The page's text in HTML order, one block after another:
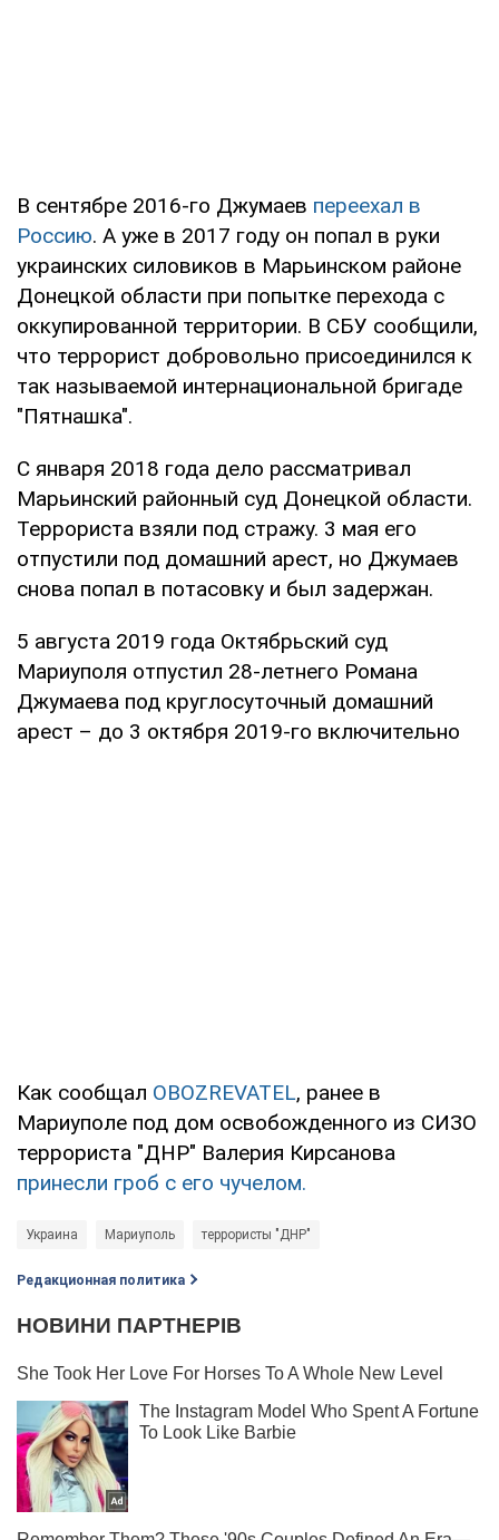
В сентябре 2016-го Джумаев переехал в
Россию. А уже в 2017 году он попал в руки
украинских силовиков в Марьинском районе
Донецкой области при попытке перехода с
оккупированной территории. В СБУ сообщили,
что террорист добровольно присоединился к
так называемой интернациональной бригаде
"Пятнашка".
С января 2018 года дело рассматривал
Марьинский районный суд Донецкой области.
Террориста взяли под стражу. 3 мая его
отпустили под домашний арест, но Джумаев
снова попал в потасовку и был задержан.
5 августа 2019 года Октябрьский суд
Мариуполя отпустил 28-летнего Романа
Джумаева под круглосуточный домашний
арест – до 3 октября 2019-го включительно
Как сообщал OBOZREVATEL, ранее в
Мариуполе под дом освобожденного из СИЗО
террориста "ДНР" Валерия Кирсанова
принесли гроб с его чучелом.
Украина Мариуполь террористы "ДНР"
Редакционная политика